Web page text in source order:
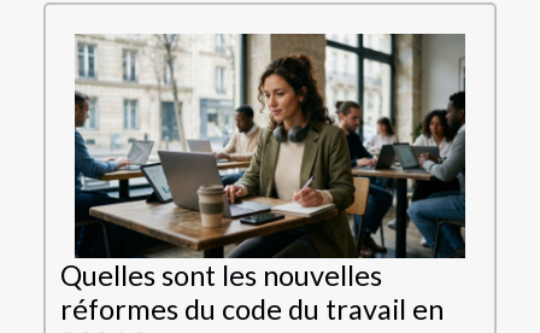
Quelles sont les nouvelles
réformes du code du travail en